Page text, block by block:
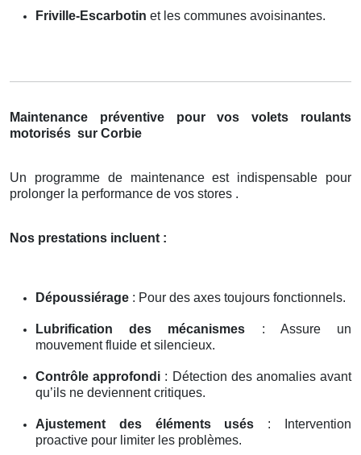
Friville-Escarbotin et les communes avoisinantes.
Maintenance préventive pour vos volets roulants
motorisés sur Corbie
Un programme de maintenance est indispensable pour
prolonger la performance de vos stores .
Nos prestations incluent :
Dépoussiérage : Pour des axes toujours fonctionnels.
Lubrification des mécanismes : Assure un
mouvement fluide et silencieux.
Contrôle approfondi : Détection des anomalies avant
qu’ils ne deviennent critiques.
Ajustement des éléments usés : Intervention
proactive pour limiter les problèmes.